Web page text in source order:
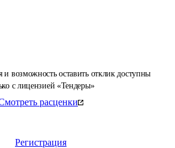
возможность оставить отклик доступны
с лицензией «Тендеры»
расценки
Регистрация